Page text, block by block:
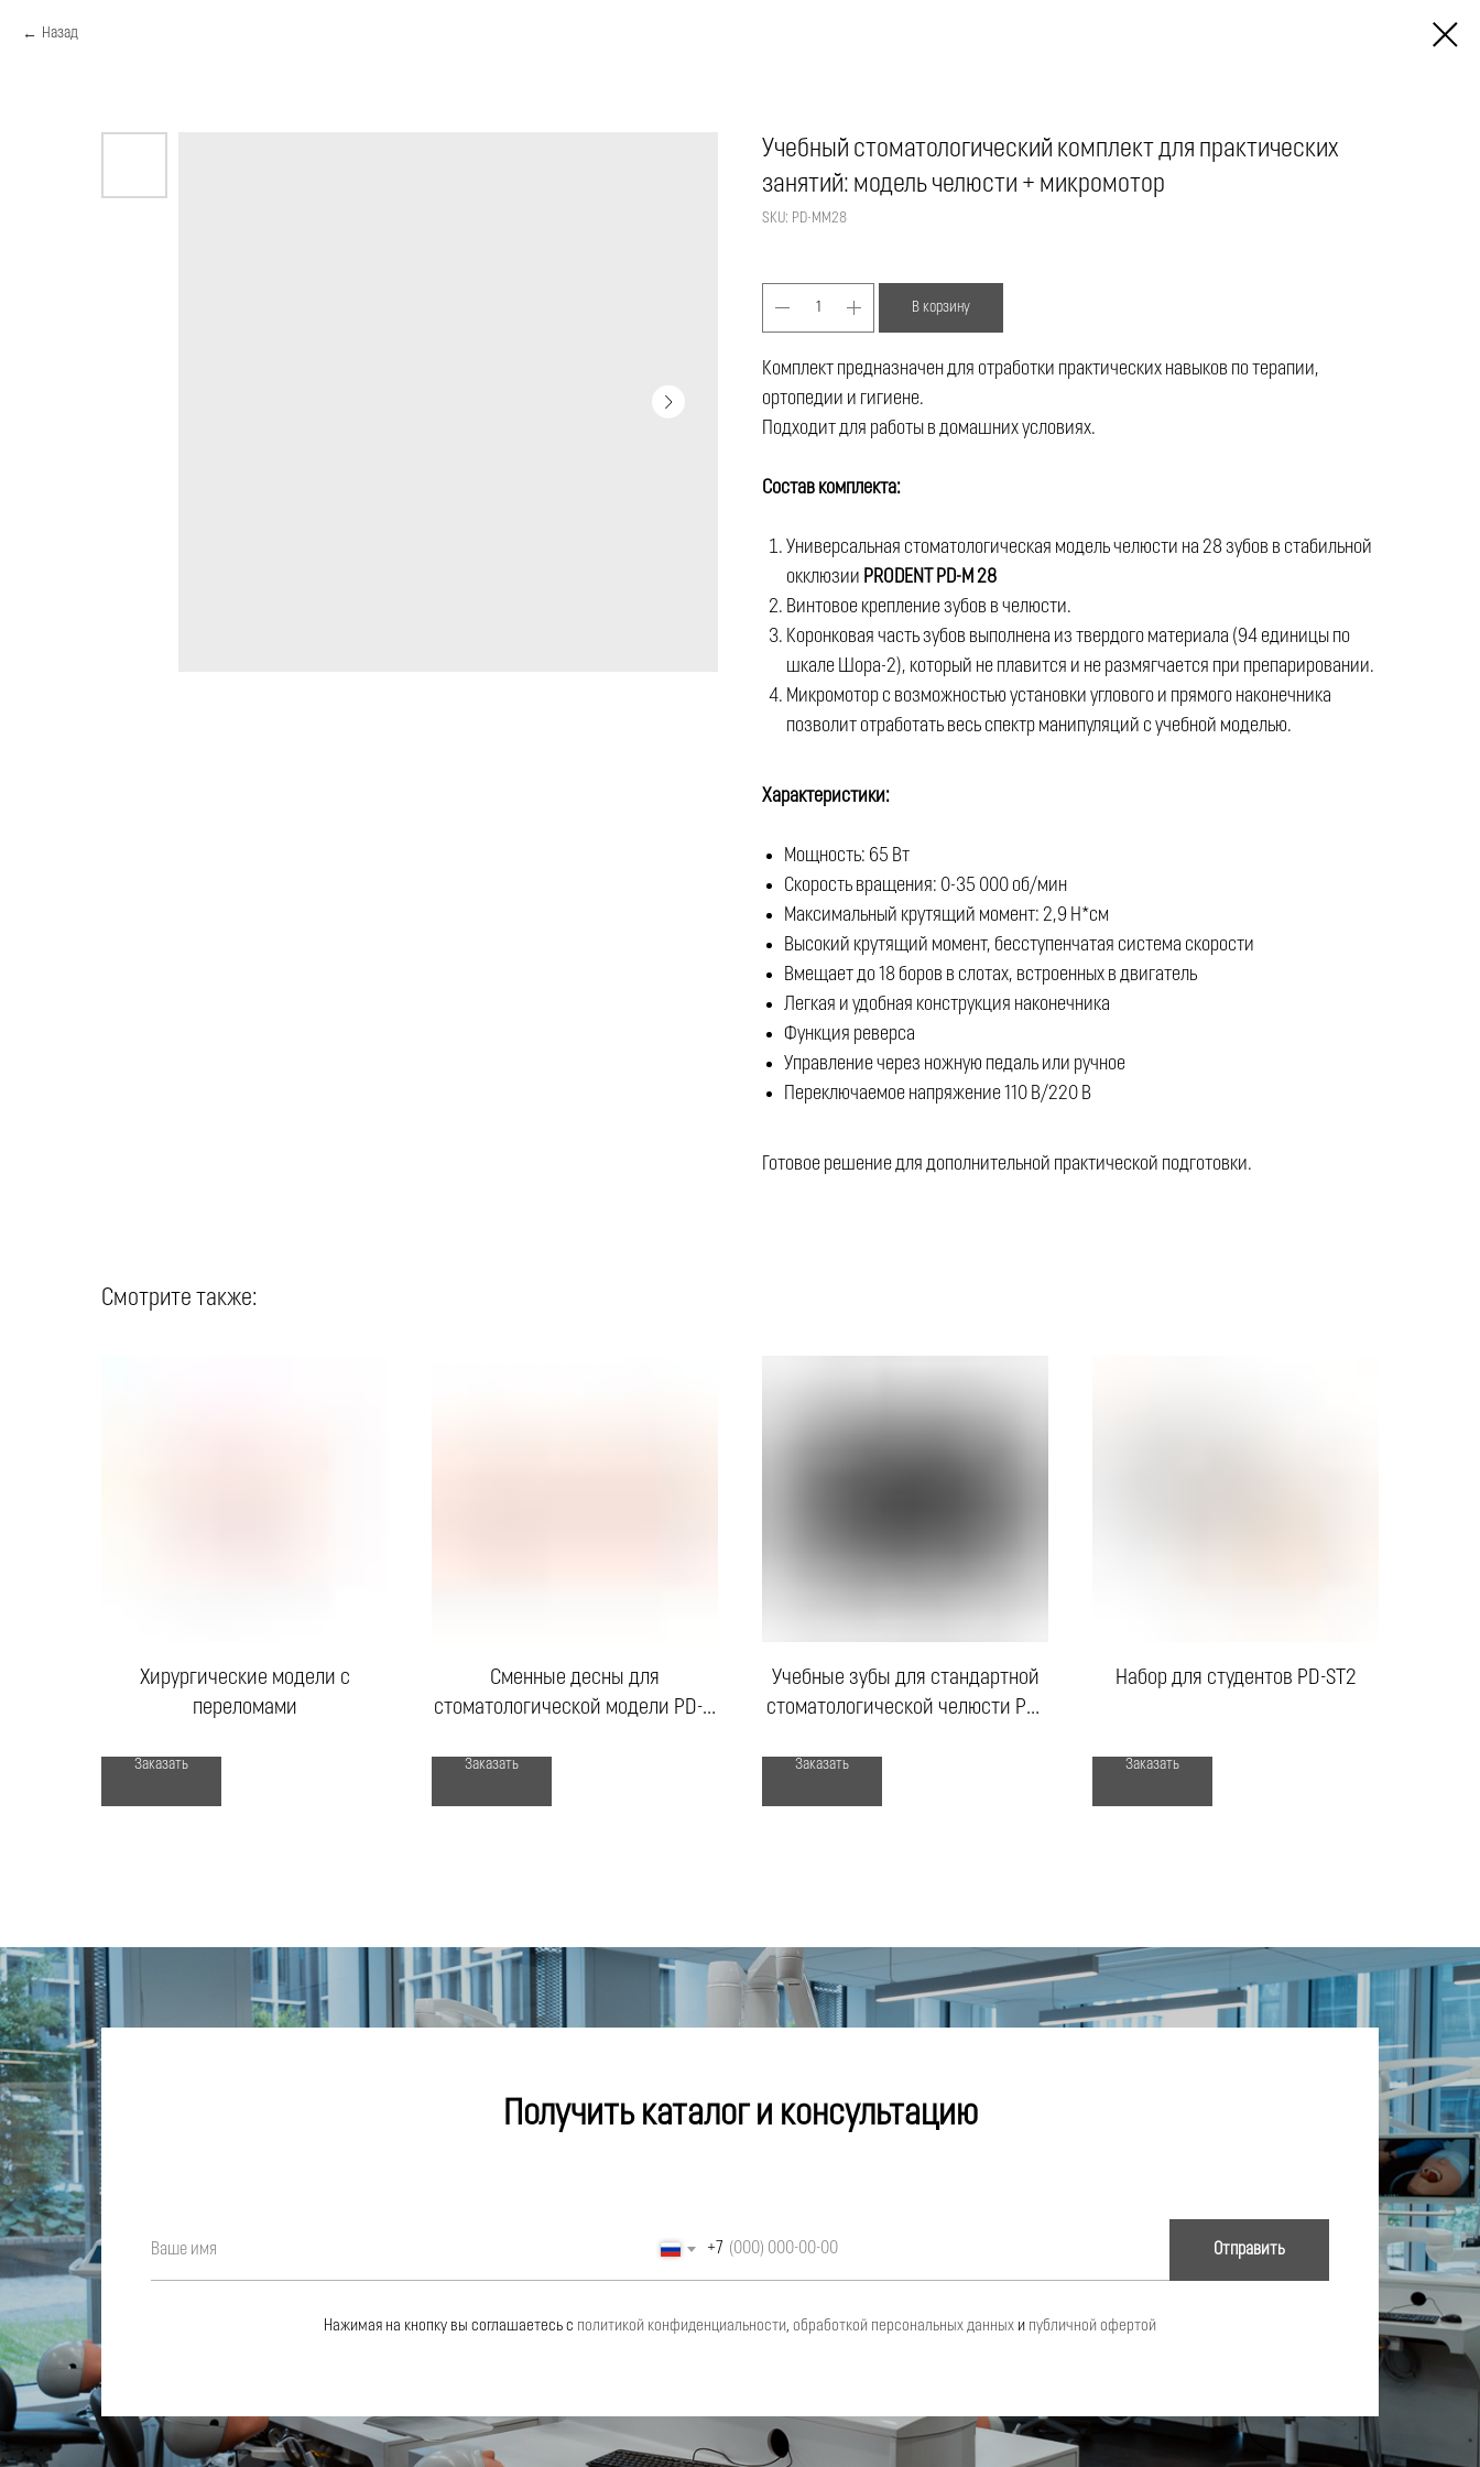
Назад
Учебный стоматологический комплект для практических
занятий: модель челюсти + микромотор
SKU: PD-MM28
В корзину
Комплект предназначен для отработки практических навыков по терапии,
ортопедии и гигиене.
Подходит для работы в домашних условиях.
Состав комплекта:
Универсальная стоматологическая модель челюсти на 28 зубов в стабильной
окклюзии PRODENT PD-M 28
Винтовое крепление зубов в челюсти.
Коронковая часть зубов выполнена из твердого материала (94 единицы по
шкале Шора-2), который не плавится и не размягчается при препарировании.
Микромотор с возможностью установки углового и прямого наконечника
позволит отработать весь спектр манипуляций с учебной моделью.
Характеристики:
Мощность: 65 Вт
Скорость вращения: 0-35 000 об/мин
Максимальный крутящий момент: 2,9 Н*см
Высокий крутящий момент, бесступенчатая ​​система скорости
Вмещает до 18 боров в слотах, встроенных в двигатель
Легкая и удобная конструкция наконечника
Функция реверса
Управление через ножную педаль или ручное
Переключаемое напряжение 110 В/220 В
Готовое решение для дополнительной практической подготовки.
Смотрите также:
Хирургические модели с
переломами
Заказать
Сменные десны для
стоматологической модели PD-M
Заказать
Учебные зубы для стандартной
стоматологической челюсти PD-
Заказать
Набор для студентов PD-ST2
Заказать
Получить каталог и консультацию
+7 Отправить
Нажимая на кнопку вы соглашаетесь с политикой конфиденциальности, обработкой персональных данных и публичной офертой
правильным строением для правильного ориентирования при
В области проведения инъекций при туберальной и
мандибулярной анестезии модель содержит ёмкости с
красящим веществом, имитирующим кровь.